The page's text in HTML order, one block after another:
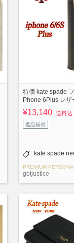
特価 kate spade
Phone 6Plus レザ
¥13,140 送料込
返品補償
kate spade
PREMIUM
gotjustice